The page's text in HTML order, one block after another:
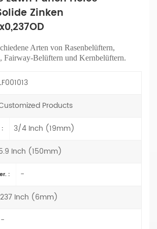
Zinken
Arten von Rasenbelüftern,
Fairway-Belüftern und Kernbelüftern.
Products
3/4 Inch (19mm)
Inch (150mm)
: -
Inch (6mm)
-